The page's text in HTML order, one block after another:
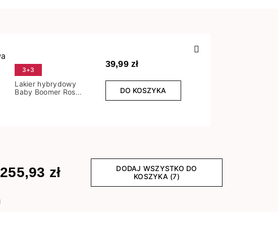
3+3
Lakier hybrydowy
Baby Boomer Rose
39,99 zł
DO KOSZYKA
255,93 zł
DODAJ WSZYSTKO DO
KOSZYKA (7)